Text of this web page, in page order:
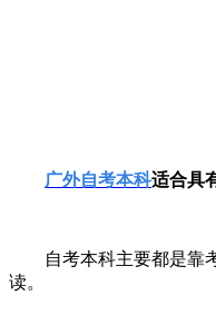
广外自考本科适合具
自考本科主要都是靠
读。